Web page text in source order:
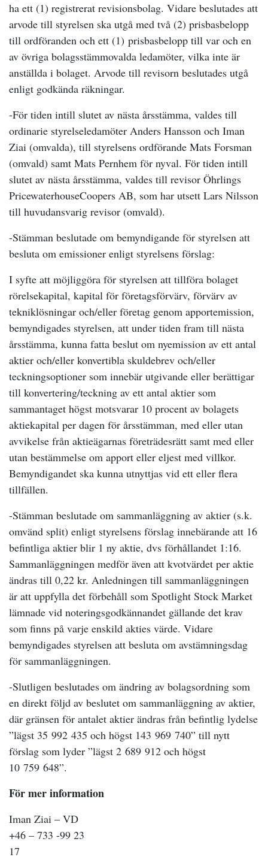
ha ett (1) registrerat revisionsbolag. Vidare beslutades att
arvode till styrelsen ska utgå med två (2) prisbasbelopp
till ordföranden och ett (1) prisbasbelopp till var och en
av övriga bolagsstämmovalda ledamöter, vilka inte är
anställda i bolaget. Arvode till revisorn beslutades utgå
enligt godkända räkningar.
-För tiden intill slutet av nästa årsstämma, valdes till
ordinarie styrelseledamöter Anders Hansson och Iman
Ziai (omvalda), till styrelsens ordförande Mats Forsman
(omvald) samt Mats Pernhem för nyval. För tiden intill
slutet av nästa årsstämma, valdes till revisor Öhrlings
PricewaterhouseCoopers AB, som har utsett Lars Nilsson
till huvudansvarig revisor (omvald).
-Stämman beslutade om bemyndigande för styrelsen att
besluta om emissioner enligt styrelsens förslag:
I syfte att möjliggöra för styrelsen att tillföra bolaget
rörelsekapital, kapital för företagsförvärv, förvärv av
tekniklösningar och/eller företag genom apportemission,
bemyndigades styrelsen, att under tiden fram till nästa
årsstämma, kunna fatta beslut om nyemission av ett antal
aktier och/eller konvertibla skuldebrev och/eller
teckningsoptioner som innebär utgivande eller berättigar
till konvertering/teckning av ett antal aktier som
sammantaget högst motsvarar 10 procent av bolagets
aktiekapital per dagen för årsstämman, med eller utan
avvikelse från aktieägarnas företrädesrätt samt med eller
utan bestämmelse om apport eller eljest med villkor.
Bemyndigandet ska kunna utnyttjas vid ett eller flera
tillfällen.
-Stämman beslutade om sammanläggning av aktier (s.k.
omvänd split) enligt styrelsens förslag innebärande att 16
befintliga aktier blir 1 ny aktie, dvs förhållandet 1:16.
Sammanläggningen medför även att kvotvärdet per aktie
ändras till 0,22 kr. Anledningen till sammanläggningen
är att uppfylla det förbehåll som Spotlight Stock Market
lämnade vid noteringsgodkännandet gällande det krav
som finns på varje enskild akties värde. Vidare
bemyndigades styrelsen att besluta om avstämningsdag
för sammanläggningen.
-Slutligen beslutades om ändring av bolagsordning som
en direkt följd av beslutet om sammanläggning av aktier,
där gränsen för antalet aktier ändras från befintlig lydelse
”lägst 35 992 435 och högst 143 969 740” till nytt
förslag som lyder ”lägst 2 689 912 och högst
10 759 648”.
För mer information
Iman Ziai – VD
+46 – 733 -99 23
17